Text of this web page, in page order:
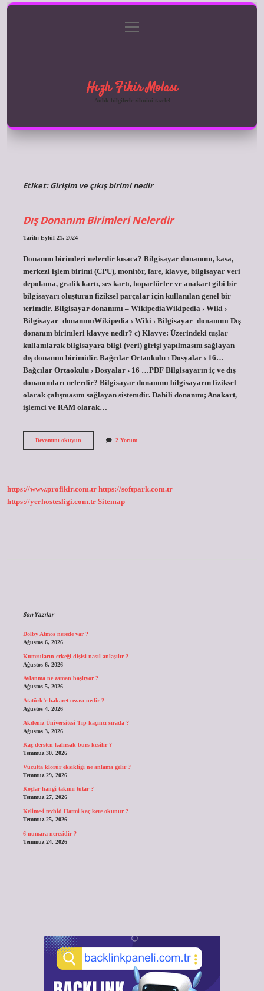
Gizlilik Politikası
menüyü
aç
Hızlı Fikir Molası
Anlık bilgilerle zihnini tazele!
Etiket:Girişim ve çıkış birimi nedir
Dış Donanım Birimleri Nelerdir
Tarih: Eylül 21, 2024
Donanım birimleri nelerdir kısaca? Bilgisayar donanımı, kasa,
merkezi işlem birimi (CPU), monitör, fare, klavye, bilgisayar veri
depolama, grafik kartı, ses kartı, hoparlörler ve anakart gibi bir
bilgisayarı oluşturan fiziksel parçalar için kullanılan genel bir
terimdir. Bilgisayar donanımı – WikipediaWikipedia › Wiki ›
Bilgisayar_donanımıWikipedia › Wiki › Bilgisayar_donanımı Dış
donanım birimleri klavye nedir? c) Klavye: Üzerindeki tuşlar
kullanılarak bilgisayara bilgi (veri) girişi yapılmasını sağlayan
dış donanım birimidir. Bağcılar Ortaokulu › Dosyalar › 16…
Bağcılar Ortaokulu › Dosyalar › 16 …PDF Bilgisayarın iç ve dış
donanımları nelerdir? Bilgisayar donanımı bilgisayarın fiziksel
olarak çalışmasını sağlayan sistemdir. Dahili donanım; Anakart,
işlemci ve RAM olarak…
Devamını okuyunDış
2 Yorum
https://www.profikir.com.tr https://softpark.com.tr
https://yerhostesligi.com.tr Sitemap
Son Yazılar
Dolby Atmos nerede var ?
Ağustos 6, 2026
Kumruların erkeği dişisi nasıl anlaşılır ?
Ağustos 6, 2026
Avlanma ne zaman başlıyor ?
Ağustos 5, 2026
Atatürk’e hakaret cezası nedir ?
Ağustos 4, 2026
Akdeniz Üniversitesi Tıp kaçıncı sırada ?
Ağustos 3, 2026
Kaç dersten kalırsak burs kesilir ?
Temmuz 30, 2026
Vücutta klorür eksikliği ne anlama gelir ?
Temmuz 29, 2026
Koçlar hangi takımı tutar ?
Temmuz 27, 2026
Kelime-i tevhid Hatmi kaç kere okunur ?
Temmuz 25, 2026
6 numara neresidir ?
Temmuz 24, 2026